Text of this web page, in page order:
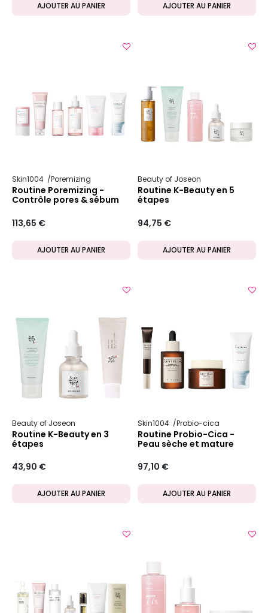
AJOUTER AU PANIER AJOUTER AU PANIER
Skin1004 Poremizing
Routine Poremizing -
Contrôle pores & sébum
113,65 €
AJOUTER AU PANIER
Beauty of Joseon
Routine K-Beauty en 5
étapes
94,75 €
AJOUTER AU PANIER
Beauty of Joseon
Routine K-Beauty en 3
étapes
43,90 €
AJOUTER AU PANIER
Skin1004 Probio-cica
Routine Probio-Cica -
Peau sèche et mature
97,10 €
AJOUTER AU PANIER